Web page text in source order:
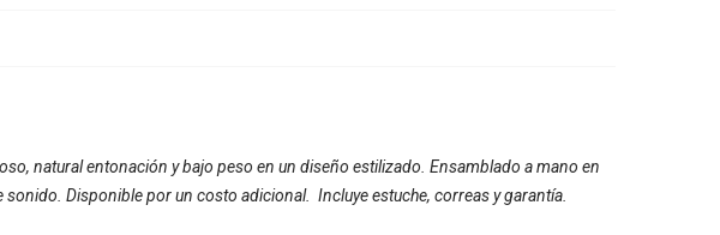
natural entonación y bajo peso en un diseño estilizado. Ensamblado a mano en
Disponible por un costo adicional. Incluye estuche, correas y garantía.